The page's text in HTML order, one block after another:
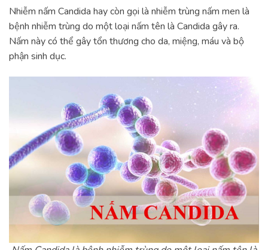
Nhiễm nấm Candida hay còn gọi là nhiễm trùng nấm men là
bệnh nhiễm trùng do một loại nấm tên là Candida gây ra.
Nấm này có thể gây tổn thương cho da, miệng, máu và bộ
phận sinh dục.